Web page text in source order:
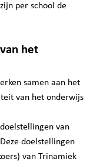
zijn per school de
het
samen aan het
van het onderwijs
van
doelstellingen
van Trinamiek